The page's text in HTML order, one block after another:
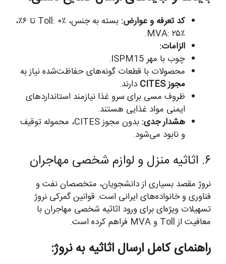
کد تعرفه و عوارض:
بسته به جنس، Toll: ۰٪ تا ۶٪،
MVA: ۲۵٪.
الزامات:
چوب با مهر ISPM15.
محصولات با قطعات گونه‌های حفاظت‌شده نیاز به
مجوز CITES
دارند.
ظروف مسی برای سرو غذا نیازمند استانداردهای
ایمنی مواد غذایی هستند.
هشدار جدی:
بدون مجوز CITES، محموله توقیف
و نابود می‌شود.
۶. اثاثیه منزل و لوازم شخصی مهاجران
نروژ مقصد بسیاری از دانشجویان، متخصصان نفت و
فناوری و خانواده‌های ایرانی است. قوانین گمرکی نروژ
تسهیلات ویژه‌ای برای ورود اثاثیه شخصی مهاجران با
معافیت از Toll و MVA فراهم کرده است.
راهنمای کامل ارسال اثاثیه به نروژ: